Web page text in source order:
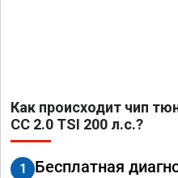
Как происходит чип
CC 2.0 TSI 200 л.с.?
1 Бесплатная